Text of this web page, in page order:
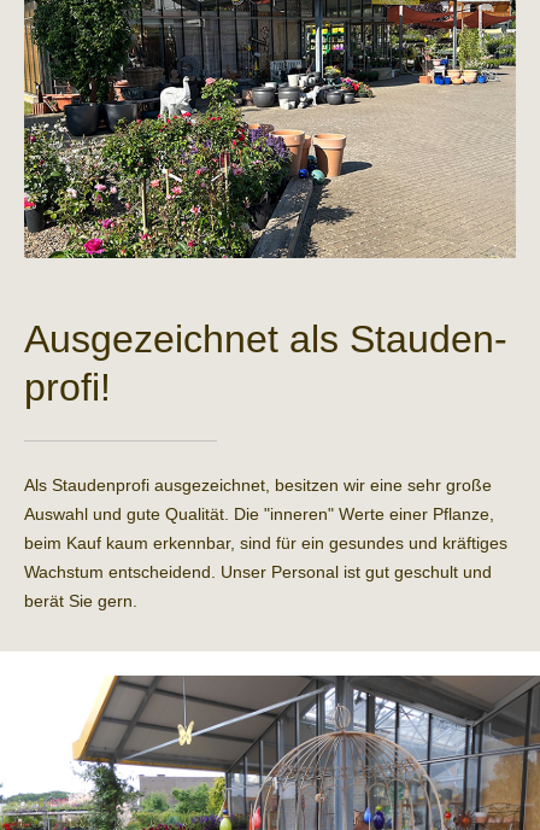
Aus­gezeichnet als Stauden­
profi!
Als Staudenprofi ausgezeichnet, besitzen wir eine sehr große
Auswahl und gute Qualität. Die "inneren" Werte einer Pflanze,
beim Kauf kaum erkennbar, sind für ein gesundes und kräftiges
Wachstum entscheidend. Unser Personal ist gut geschult und
berät Sie gern.